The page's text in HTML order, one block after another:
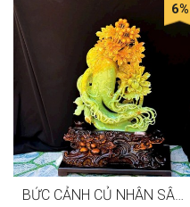
6%
BỨC CẢNH CỦ NHÂN SÂM NGỌC SERPENTINE CAO 45CM NGANG 37CM T3541